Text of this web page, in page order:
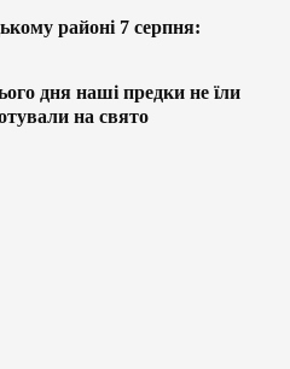
районі 7 серпня:
дня наші предки не їли
на свято